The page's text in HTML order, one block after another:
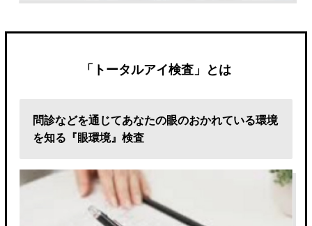
「トータルアイ検査」とは
問診などを通じてあなたの眼のおかれている環境
を知る『眼環境』検査